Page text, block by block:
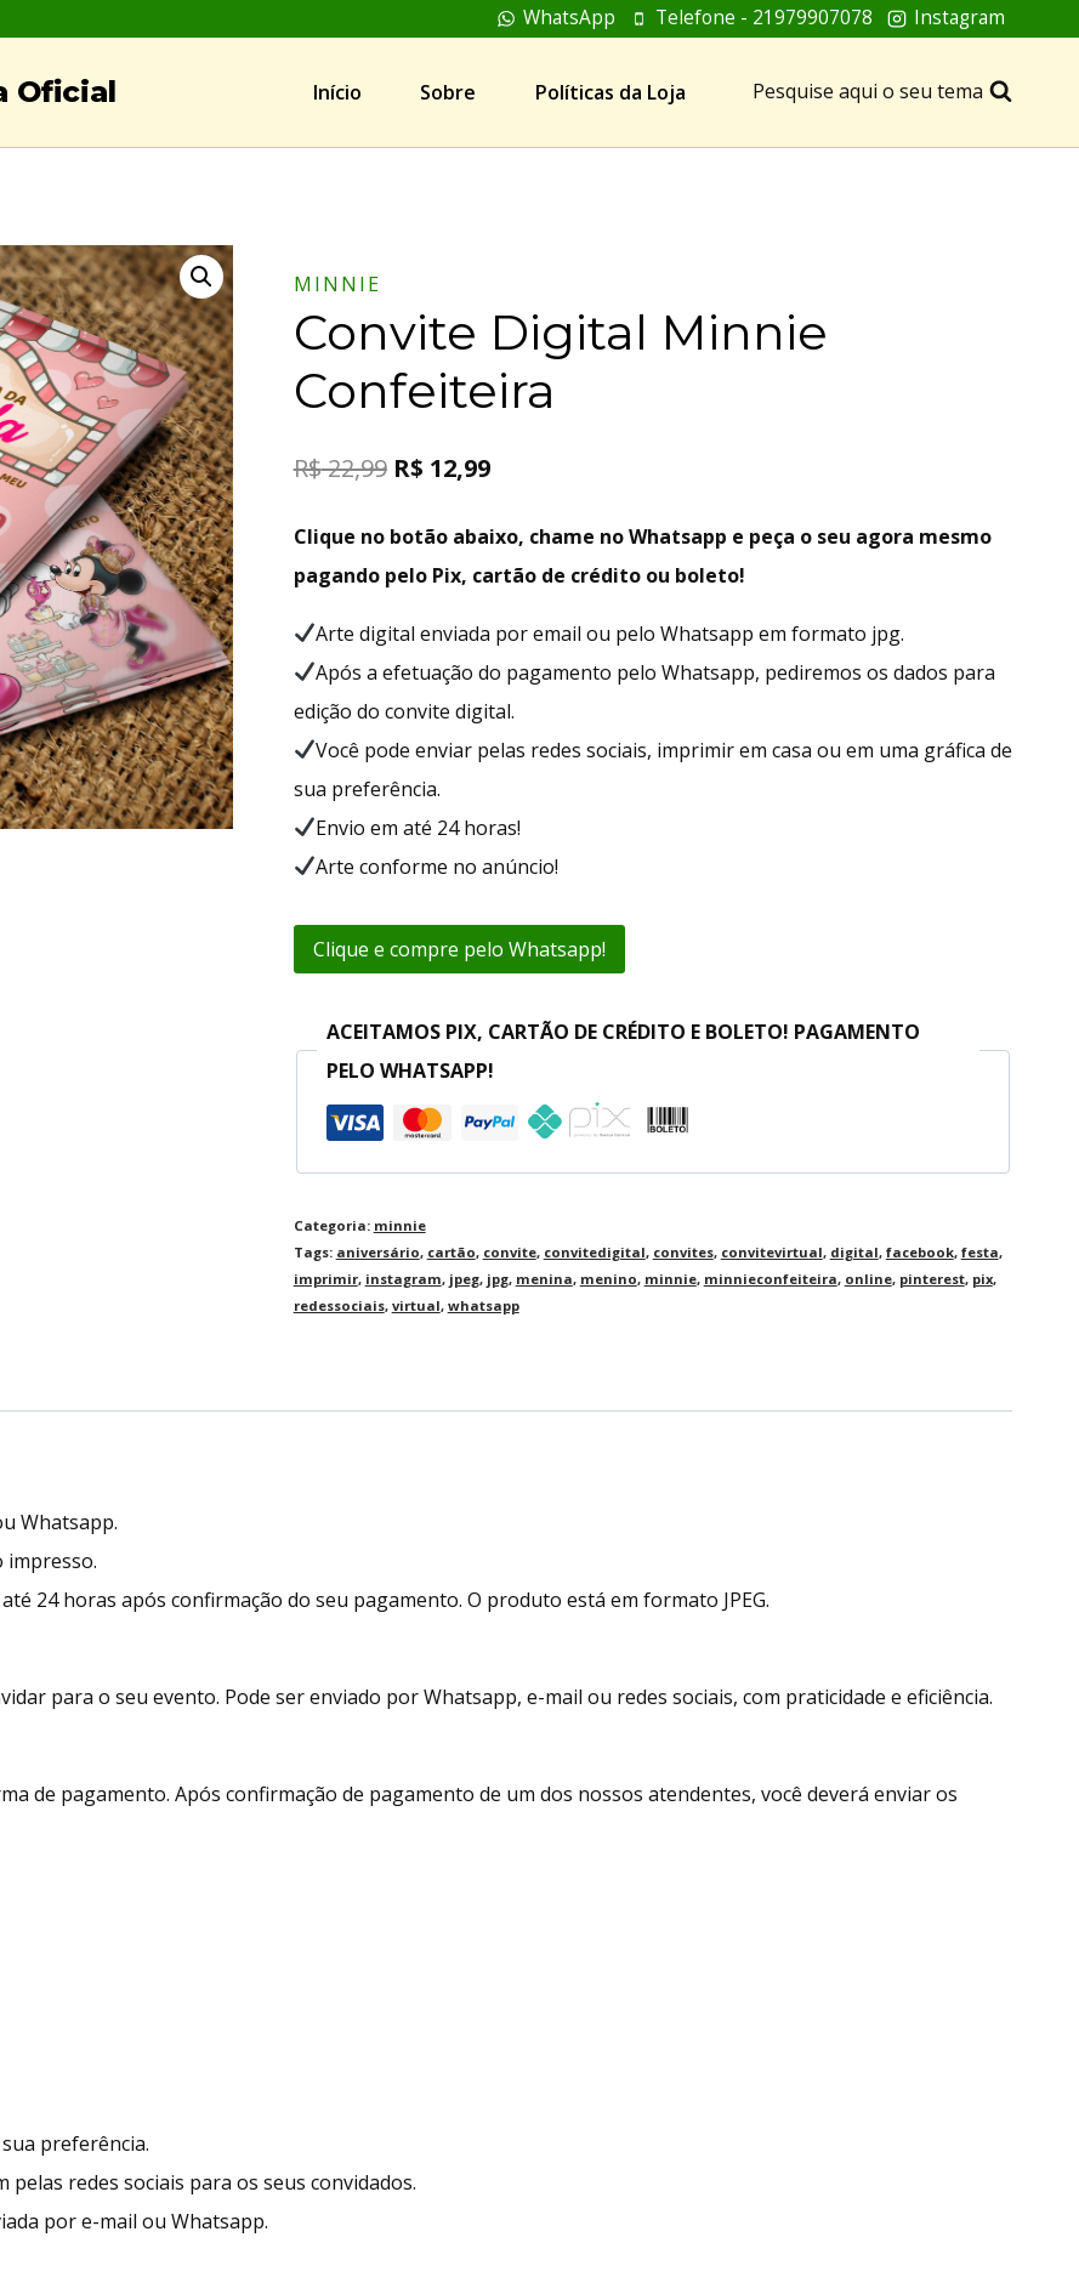
WhatsApp Telefone - 21979907078 Instagram
Oficial Início Sobre Políticas da Loja Pesquise aqui o seu tema
MINNIE
Convite Digital Minnie
Confeiteira
R$22,99 R$ 12,99
Clique no botão abaixo, chame no Whatsapp e peça o seu agora mesmo
pagando pelo Pix, cartão de crédito ou boleto!
Arte digital enviada por email ou pelo Whatsapp em formato jpg.
Após a efetuação do pagamento pelo Whatsapp, pediremos os dados para
edição do convite digital.
Você pode enviar pelas redes sociais, imprimir em casa ou em uma gráfica de
sua preferência.
Envio em até 24 horas!
Arte conforme no anúncio!
Clique e compre pelo Whatsapp!
ACEITAMOS PIX, CARTÃO DE CRÉDITO E BOLETO! PAGAMENTO
PELO WHATSAPP!
Categoria: minnie
Tags: aniversário, cartão, convite, convitedigital, convites, convitevirtual, digital, facebook, festa,
imprimir, instagram, jpeg, jpg, menina, menino, minnie, minnieconfeiteira, online, pinterest, pix,
redessociais, virtual, whatsapp
Whatsapp.
impresso.
24 horas após confirmação do seu pagamento. O produto está em formato JPEG.
para o seu evento. Pode ser enviado por Whatsapp, e-mail ou redes sociais, com praticidade e eficiência.
de pagamento. Após confirmação de pagamento de um dos nossos atendentes, você deverá enviar os
preferência.
redes sociais para os seus convidados.
por e-mail ou Whatsapp.